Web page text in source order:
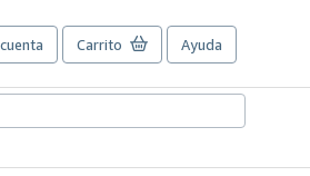
Carrito Ayuda